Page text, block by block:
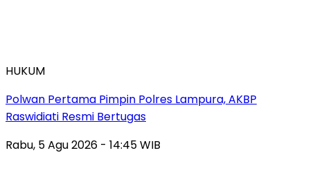
HUKUM
Polwan Pertama Pimpin Polres Lampura, AKBP
Raswidiati Resmi Bertugas
Rabu, 5 Agu 2026 - 14:45 WIB